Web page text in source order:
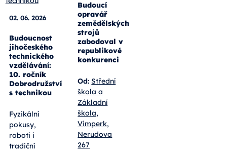
02. 06. 2026
Budoucnost
jihočeského
technického
vzdělávání:
10. ročník
Dobrodružství
s technikou
Fyzikální
pokusy,
roboti i
tradiční
Budoucí
opravář
zemědělských
strojů
zabodoval v
republikové
konkurenci
Od: Střední
škola a
Základní
škola,
Vimperk,
Nerudova
267